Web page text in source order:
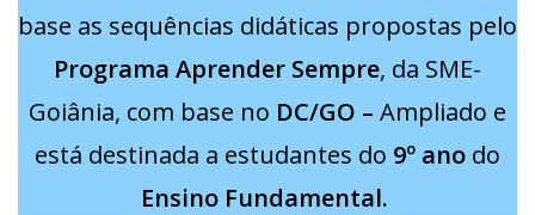
base as sequências didáticas propostas pelo
Programa Aprender Sempre, da SME-
Goiânia, com base no DC/GO – Ampliado e
está destinada a estudantes do 9º ano do
Ensino Fundamental.